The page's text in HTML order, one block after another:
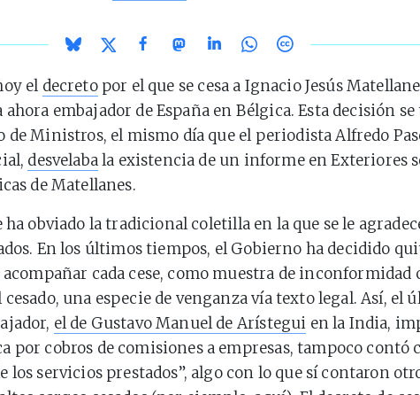
el decretopor el que se cesa a Ignacio Jesús
embajador de España en Bélgica. Esta decisión
de Ministros, el mismo día que el periodista Alfredo
desvelabala existencia de un informe en Exteriores
de Matellanes.
ha obviado la tradicional coletilla en la que se le
En los últimos tiempos, el Gobierno ha decidido
acompañar cada cese, como muestra de inconformidad
una especie de venganza vía texto legal. Así, el
el de Gustavo Manuel de Arístegui en la India,
por cobros de comisiones a empresas, tampoco contó
los servicios prestados”, algo con lo que sí contaron